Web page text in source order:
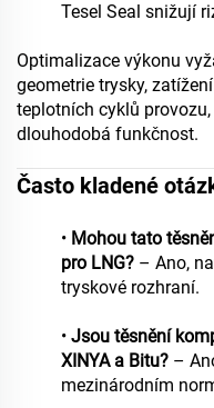
Tesel Seal snižují
Optimalizace výkonu
geometrie trysky,
teplotních cyklů
dlouhodobá funkčnost.
Často kladené
• Mohou tato
pro LNG? – Ano,
tryskové rozhraní.
• Jsou těsnění
XINYA a Bitu? –
mezinárodním